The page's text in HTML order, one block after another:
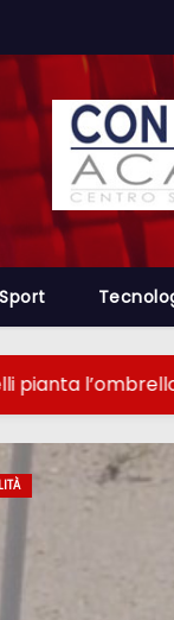
Sport
in ‘spiaggia’.